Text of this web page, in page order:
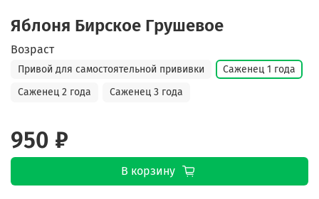
Яблоня Бирское Грушевое
Возраст
Привой для самостоятельной прививки
Саженец 1 года
Саженец 2 года
Саженец 3 года
950 ₽
В корзину